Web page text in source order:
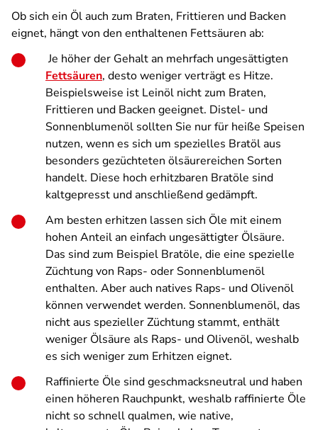
Ob sich ein Öl auch zum Braten, Frittieren und Backen
eignet, hängt von den enthaltenen Fettsäuren ab:
Je höher der Gehalt an mehrfach ungesättigten
Fettsäuren, desto weniger verträgt es Hitze.
Beispielsweise ist Leinöl nicht zum Braten,
Frittieren und Backen geeignet. Distel- und
Sonnenblumenöl sollten Sie nur für heiße Speisen
nutzen, wenn es sich um spezielles Bratöl aus
besonders gezüchteten ölsäurereichen Sorten
handelt. Diese hoch erhitzbaren Bratöle sind
kaltgepresst und anschließend gedämpft.
Am besten erhitzen lassen sich Öle mit einem
hohen Anteil an einfach ungesättigter Ölsäure.
Das sind zum Beispiel Bratöle, die eine spezielle
Züchtung von Raps- oder Sonnenblumenöl
enthalten. Aber auch natives Raps- und Olivenöl
können verwendet werden. Sonnenblumenöl, das
nicht aus spezieller Züchtung stammt, enthält
weniger Ölsäure als Raps- und Olivenöl, weshalb
es sich weniger zum Erhitzen eignet.
Raffinierte Öle sind geschmacksneutral und haben
einen höheren Rauchpunkt, weshalb raffinierte Öle
nicht so schnell qualmen, wie native,